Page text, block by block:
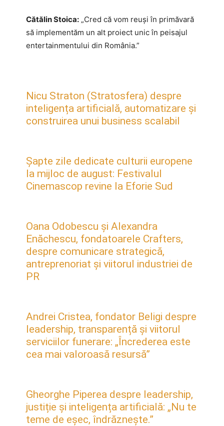
Cătălin Stoica: „Cred că vom reuși în primăvară
să implementăm un alt proiect unic în peisajul
entertainmentului din România.”
Nicu Straton (Stratosfera) despre
inteligența artificială, automatizare și
construirea unui business scalabil
Șapte zile dedicate culturii europene
la mijloc de august: Festivalul
Cinemascop revine la Eforie Sud
Oana Odobescu și Alexandra
Enăchescu, fondatoarele Crafters,
despre comunicare strategică,
antreprenoriat și viitorul industriei de
PR
Andrei Cristea, fondator Beligi despre
leadership, transparență și viitorul
serviciilor funerare: „Încrederea este
cea mai valoroasă resursă”
Gheorghe Piperea despre leadership,
justiție și inteligența artificială: „Nu te
teme de eșec, îndrăznește.”